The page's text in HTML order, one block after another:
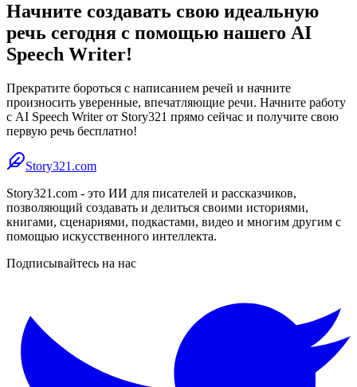
Начните создавать свою идеальную
речь сегодня с помощью нашего AI
Speech Writer​!
Прекратите бороться с написанием речей и начните
произносить уверенные, впечатляющие речи. Начните работу
с AI Speech Writer​ от Story321 прямо сейчас и получите свою
первую речь бесплатно!
Story321.com
Story321.com - это ИИ для писателей и рассказчиков,
позволяющий создавать и делиться своими историями,
книгами, сценариями, подкастами, видео и многим другим с
помощью искусственного интеллекта.
Подписывайтесь на нас